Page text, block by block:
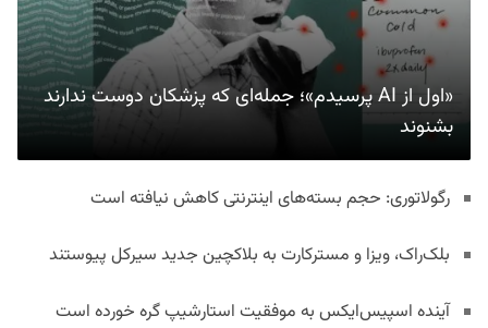
«اول از AI پرسیدم»؛ جمله‌ای که پزشکان دوست ندارند
بشنوند
رگولاتوری: حجم بسته‌های اینترنتی کاهش نیافته است
بلک‌راک، ویزا و مسترکارت به بلاکچین جدید سیرکل پیوستند
آینده اسپیس‌ایکس به موفقیت استارشیپ گره خورده است